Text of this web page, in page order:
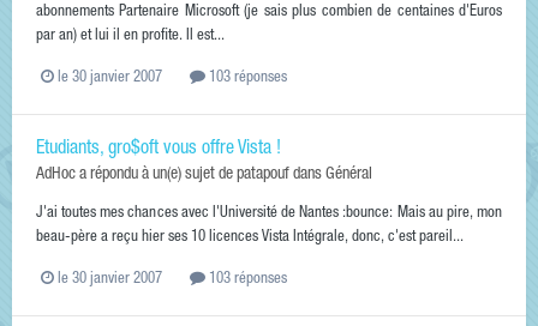
abonnements Partenaire Microsoft (je sais plus combien de centaines d'Euros
par an) et lui il en profite. Il est...
le 30 janvier 2007 103 réponses
Etudiants, gro$oft vous offre Vista !
AdHoc a répondu à un(e) sujet de patapouf dans Général
J'ai toutes mes chances avec l'Université de Nantes :bounce: Mais au pire, mon
beau-père a reçu hier ses 10 licences Vista Intégrale, donc, c'est pareil...
le 30 janvier 2007 103 réponses